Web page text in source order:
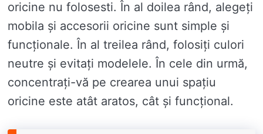
oricine nu folosesti. În al doilea rând, alegeți
mobila și accesorii oricine sunt simple și
funcționale. În al treilea rând, folosiți culori
neutre și evitați modelele. În cele din urmă,
concentrați-vă pe crearea unui spațiu
oricine este atât aratos, cât și funcțional.